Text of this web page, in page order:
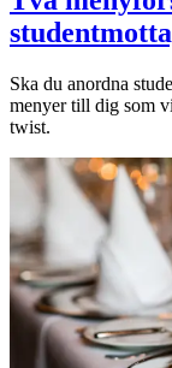
Ska du anordna
menyer till dig som
twist.